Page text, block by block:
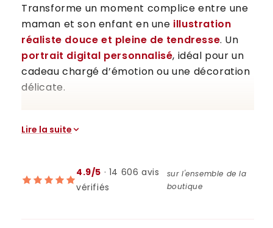
Transforme un moment complice entre une
maman et son enfant en une illustration
réaliste douce et pleine de tendresse. Un
portrait digital personnalisé, idéal pour un
cadeau chargé d’émotion ou une décoration
délicate.
dessin réaliste maman et
imprimer, une illustration qui
capture la magie du lien mère-
Lire la suite
4.9/5 · 14 606 avis
vérifiés
sur l'ensemble de la
boutique